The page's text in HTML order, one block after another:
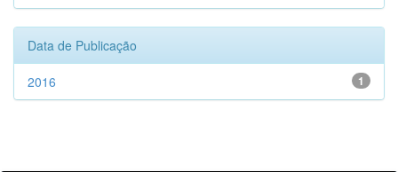
Data de Publicação
1
2016